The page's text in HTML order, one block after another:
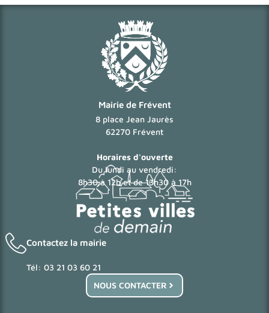
Mairie de Frévent
8 place Jean Jaurès
62270 Frévent
Horaires d'ouverte
Du lundi au vendredi:
8h30 à 12h et de 13h30 à 17h
Contactez la mairie
Tél: 03 21 03 60 21
NOUS CONTACTER